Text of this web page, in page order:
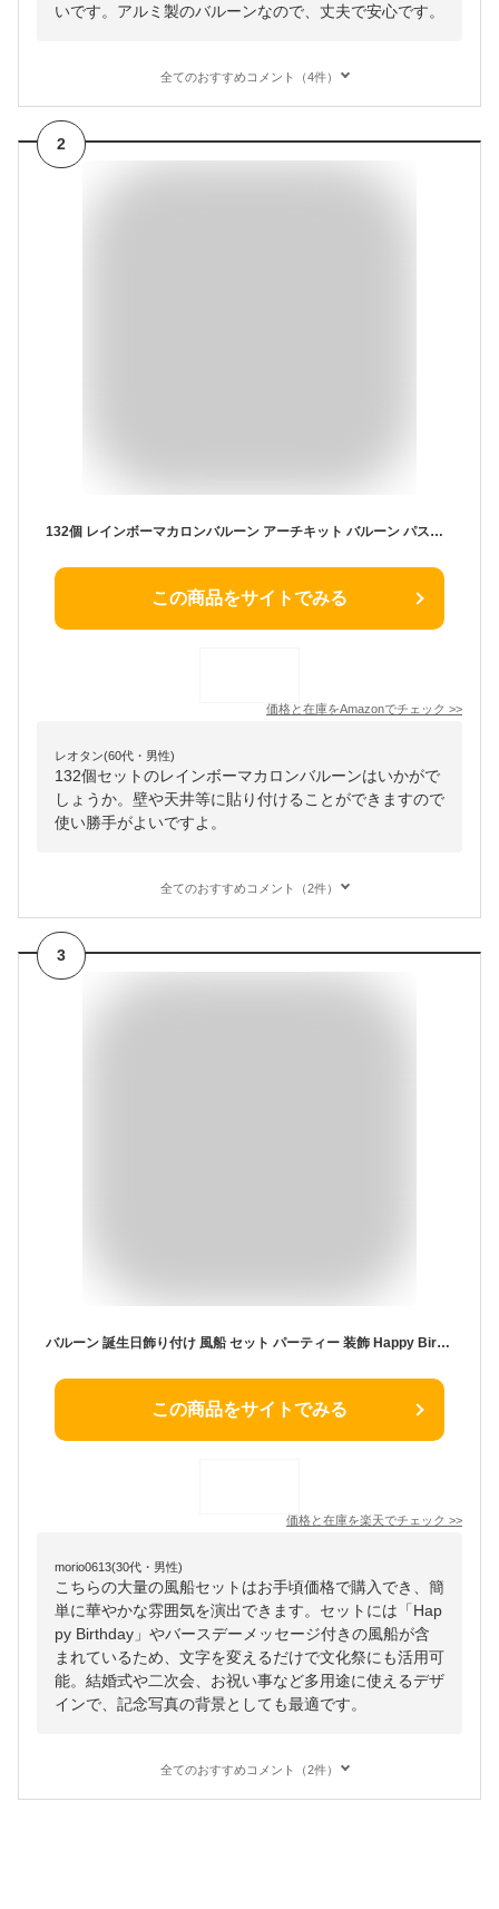
いです。アルミ製のバルーンなので、丈夫で安心です。
全てのおすすめコメント（4件）
2
132個 レインボーマカロンバルーン アーチキット バルーン パステルバルーンガーランドアーチキット 5インチ 12インチ 18インチ 誕生日 飾り付け 風船 セット 誕生日 結婚式 100日祝い 文化祭 七五三 パーティー バルーン 写真背景 装飾
この商品をサイトでみる
価格と在庫をAmazonでチェック >>
レオタン(60代・男性)
132個セットのレインボーマカロンバルーンはいかがで
しょうか。壁や天井等に貼り付けることができますので
使い勝手がよいですよ。
全てのおすすめコメント（2件）
3
バルーン 誕生日飾り付け 風船 セット パーティー 装飾 Happy Birthday バースデー 飾り付け インテリア用品 プレゼント 人気 結婚式 二次会 お祝い 文化祭 記念写真 サプライズ等 あらゆる場面で目立つ演出ができます
この商品をサイトでみる
価格と在庫を楽天でチェック >>
morio0613(30代・男性)
こちらの大量の風船セットはお手頃価格で購入でき、簡
単に華やかな雰囲気を演出できます。セットには「Hap
py Birthday」やバースデーメッセージ付きの風船が含
まれているため、文字を変えるだけで文化祭にも活用可
能。結婚式や二次会、お祝い事など多用途に使えるデザ
インで、記念写真の背景としても最適です。
全てのおすすめコメント（2件）